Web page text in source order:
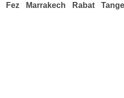
Fez Marrakech Rabat